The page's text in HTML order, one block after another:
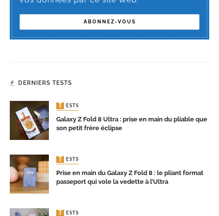
DERNIERS TESTS
TESTS
Galaxy Z Fold 8 Ultra : prise en main du pliable que
son petit frère éclipse
TESTS
Prise en main du Galaxy Z Fold 8 : le pliant format
passeport qui vole la vedette à l’Ultra
TESTS